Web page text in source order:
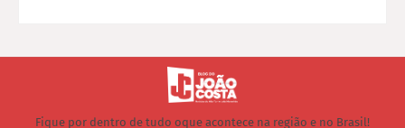
Fique por dentro de tudo oque acontece na região e no Brasil!